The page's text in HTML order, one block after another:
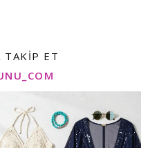
TAKIP ET